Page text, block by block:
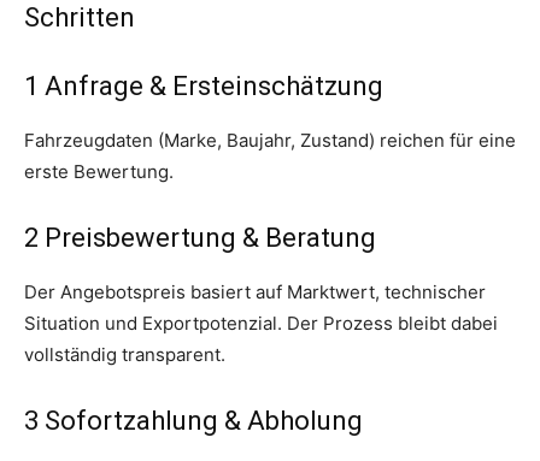
Schritten
1️ Anfrage & Ersteinschätzung
Fahrzeugdaten (Marke, Baujahr, Zustand) reichen für eine
erste Bewertung.
2️ Preisbewertung & Beratung
Der Angebotspreis basiert auf Marktwert, technischer
Situation und Exportpotenzial. Der Prozess bleibt dabei
vollständig transparent.
3️ Sofortzahlung & Abholung